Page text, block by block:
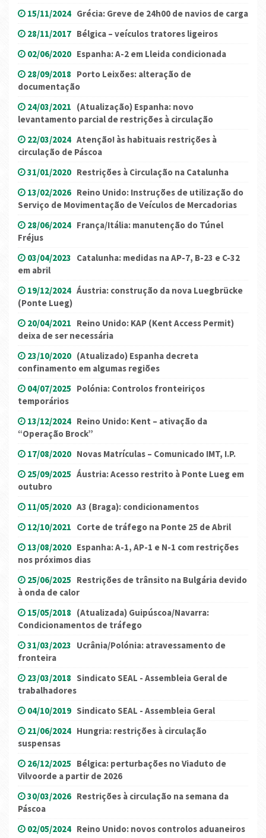
15/11/2024 Grécia: Greve de 24h00 de navios de carga
28/11/2017 Bélgica – veículos tratores ligeiros
02/06/2020 Espanha: A-2 em Lleida condicionada
28/09/2018 Porto Leixões: alteração de
documentação
24/03/2021 (Atualização) Espanha: novo
levantamento parcial de restrições à circulação
22/03/2024 Atenção! às habituais restrições à
circulação de Páscoa
31/01/2020 Restrições à Circulação na Catalunha
13/02/2026 Reino Unido: Instruções de utilização do
Serviço de Movimentação de Veículos de Mercadorias
28/06/2024 França/Itália: manutenção do Túnel
Fréjus
03/04/2023 Catalunha: medidas na AP-7, B-23 e C-32
em abril
19/12/2024 Áustria: construção da nova Luegbrücke
(Ponte Lueg)
20/04/2021 Reino Unido: KAP (Kent Access Permit)
deixa de ser necessária
23/10/2020 (Atualizado) Espanha decreta
confinamento em algumas regiões
04/07/2025 Polónia: Controlos fronteiriços
temporários
13/12/2024 Reino Unido: Kent – ativação da
“Operação Brock”
17/08/2020 Novas Matrículas – Comunicado IMT, I.P.
25/09/2025 Áustria: Acesso restrito à Ponte Lueg em
outubro
11/05/2020 A3 (Braga): condicionamentos
12/10/2021 Corte de tráfego na Ponte 25 de Abril
13/08/2020 Espanha: A-1, AP-1 e N-1 com restrições
nos próximos dias
25/06/2025 Restrições de trânsito na Bulgária devido
à onda de calor
15/05/2018 (Atualizada) Guipúscoa/Navarra:
Condicionamentos de tráfego
31/03/2023 Ucrânia/Polónia: atravessamento de
fronteira
23/03/2018 Sindicato SEAL - Assembleia Geral de
trabalhadores
04/10/2019 Sindicato SEAL - Assembleia Geral
21/06/2024 Hungria: restrições à circulação
suspensas
26/12/2025 Bélgica: perturbações no Viaduto de
Vilvoorde a partir de 2026
30/03/2026 Restrições à circulação na semana da
Páscoa
02/05/2024 Reino Unido: novos controlos aduaneiros